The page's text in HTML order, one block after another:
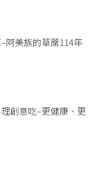
阿美族的草蓆114年
理創意吃–更健康、更